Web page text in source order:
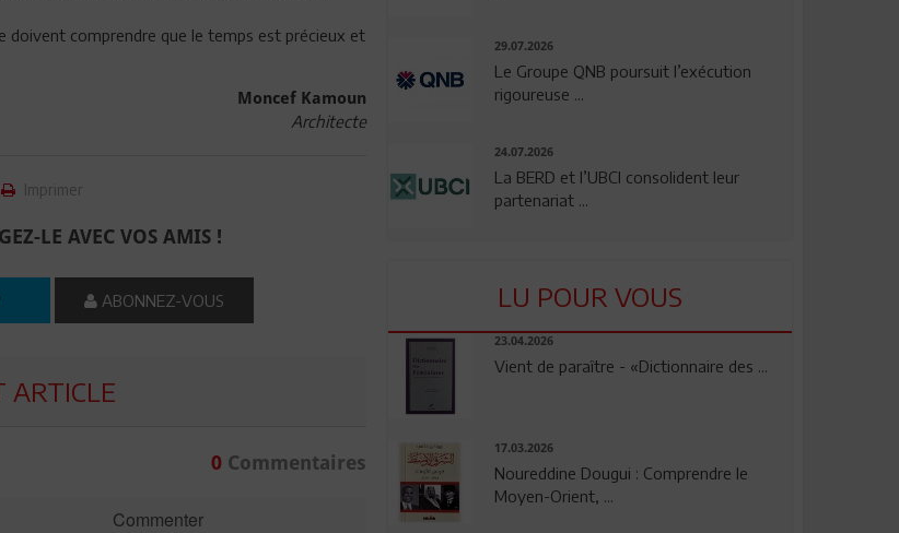
doivent comprendre que le temps est précieux et
Moncef Kamoun
Architecte
Imprimer
LE AVEC VOS AMIS !
ABONNEZ-VOUS
ARTICLE
0Commentaires
Commenter
29.07.2026
Le Groupe QNB poursuit l’exécution
rigoureuse ...
24.07.2026
La BERD et l’UBCI consolident leur
partenariat ...
LU POUR VOUS
23.04.2026
Vient de paraître - «Dictionnaire des ...
17.03.2026
Noureddine Dougui : Comprendre le
Moyen-Orient, ...